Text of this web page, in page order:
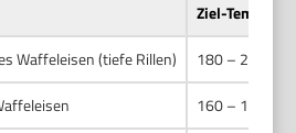
Ziel-
Waffeleisen (tiefe Rillen)
180 – 200 °C
160 – 180 °C